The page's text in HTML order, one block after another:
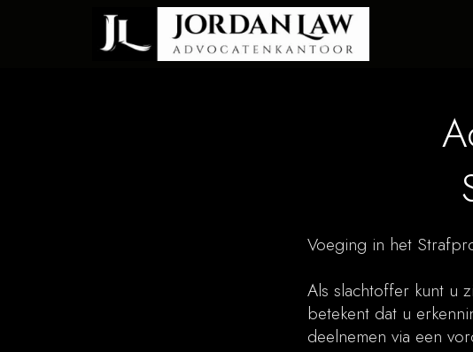
Voeging in het
Als slachtoffer kunt u
betekent dat u
deelnemen via een